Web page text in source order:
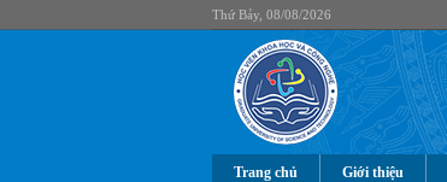
Thứ Bảy, 08/08/2026
Trang chủ Giới thiệu